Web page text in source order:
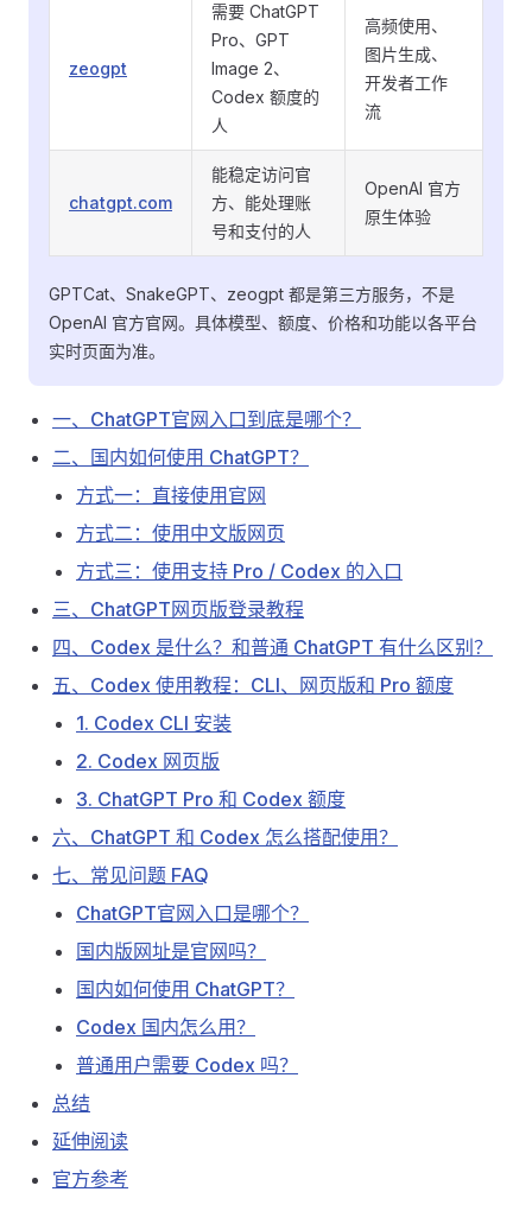
zeogpt
需要 ChatGPT
Pro、GPT
Image 2、
Codex 额度的
人
高频使用、
图片生成、
开发者工作
流
chatgpt.com
能稳定访问官
方、能处理账
号和支付的人
OpenAI 官方
原生体验
GPTCat、SnakeGPT、zeogpt 都是第三方服务，不是
OpenAI 官方官网。具体模型、额度、价格和功能以各平台
实时页面为准。
一、ChatGPT官网入口到底是哪个？
二、国内如何使用 ChatGPT？
方式一：直接使用官网
方式二：使用中文版网页
方式三：使用支持 Pro / Codex 的入口
三、ChatGPT网页版登录教程
四、Codex 是什么？和普通 ChatGPT 有什么区别？
五、Codex 使用教程：CLI、网页版和 Pro 额度
1. Codex CLI 安装
2. Codex 网页版
3. ChatGPT Pro 和 Codex 额度
六、ChatGPT 和 Codex 怎么搭配使用？
七、常见问题 FAQ
ChatGPT官网入口是哪个？
国内版网址是官网吗？
国内如何使用 ChatGPT？
Codex 国内怎么用？
普通用户需要 Codex 吗？
总结
延伸阅读
官方参考